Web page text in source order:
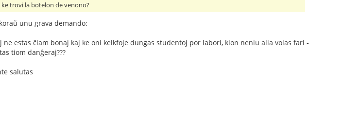
trovi la botelon de venono?
unu grava demando:
ne estas ĉiam bonaj kaj ke oni kelkfoje dungas studentoj por labori, kion neniu alia volas fari -
tiom danĝeraj???
salutas